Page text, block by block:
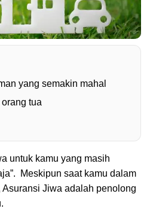
yang semakin mahal
tua
untuk kamu yang masih
Meskipun saat kamu dalam
Jiwa adalah penolong